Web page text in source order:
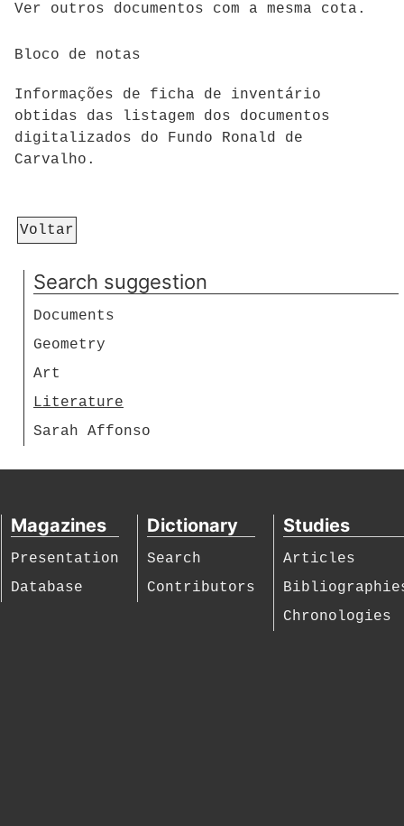
Ver outros documentos com a mesma cota.
Bloco de notas
Informações de ficha de inventário
obtidas das listagem dos documentos
digitalizados do Fundo Ronald de
Carvalho.
Voltar
Search suggestion
Documents
Geometry
Art
Literature
Sarah Affonso
Magazines
Presentation
Database
Dictionary
Search
Contributors
Studies
Articles
Chronologies